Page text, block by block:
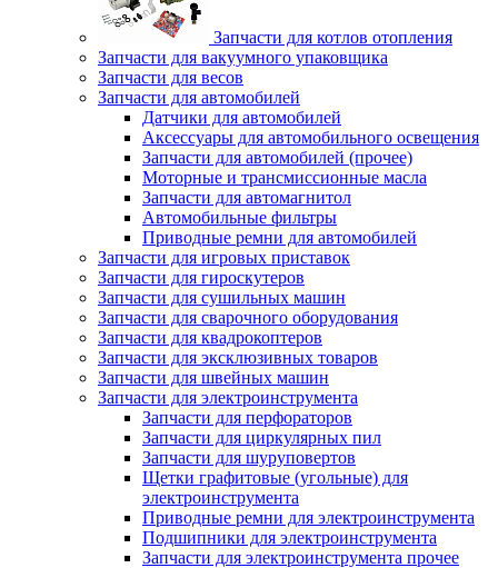
Запчасти для котлов отопления
Запчасти для вакуумного упаковщика
Запчасти для весов
Запчасти для автомобилей
Датчики для автомобилей
Аксессуары для автомобильного освещения
Запчасти для автомобилей (прочее)
Моторные и трансмиссионные масла
Запчасти для автомагнитол
Автомобильные фильтры
Приводные ремни для автомобилей
Запчасти для игровых приставок
Запчасти для гироскутеров
Запчасти для сушильных машин
Запчасти для сварочного оборудования
Запчасти для квадрокоптеров
Запчасти для эксклюзивных товаров
Запчасти для швейных машин
Запчасти для электроинструмента
Запчасти для перфораторов
Запчасти для циркулярных пил
Запчасти для шуруповертов
Щетки графитовые (угольные) для
электроинструмента
Приводные ремни для электроинструмента
Подшипники для электроинструмента
Запчасти для электроинструмента прочее